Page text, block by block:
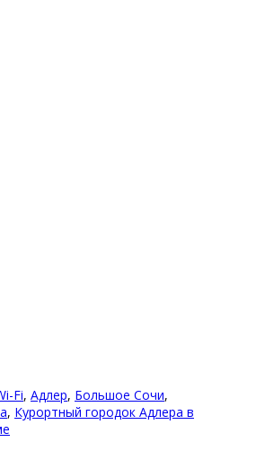
Fi, Адлер, Большое Сочи,
, Курортный городок Адлера в